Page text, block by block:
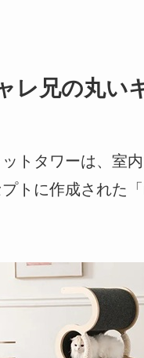
レ兄の丸い
トタワーは、室
トに作成された「